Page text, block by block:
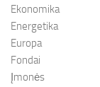
Ekonomika
Energetika
Europa
Fondai
Įmonės